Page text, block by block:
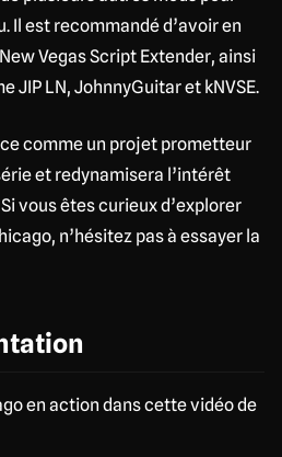
Il est recommandé d’avoir en
Vegas Script Extender, ainsi
JIP LN, JohnnyGuitar et kNVSE.
comme un projet prometteur
et redynamisera l’intérêt
vous êtes curieux d’explorer
n’hésitez pas à essayer la
en action dans cette vidéo de